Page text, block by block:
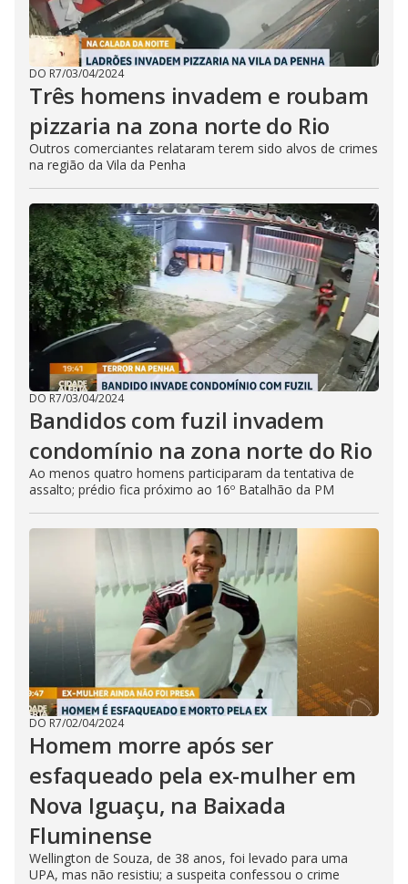
DO R7/03/04/2024
Três homens invadem e roubam
pizzaria na zona norte do Rio
Outros comerciantes relataram terem sido alvos de crimes
na região da Vila da Penha
DO R7/03/04/2024
Bandidos com fuzil invadem
condomínio na zona norte do Rio
Ao menos quatro homens participaram da tentativa de
assalto; prédio fica próximo ao 16º Batalhão da PM
DO R7/02/04/2024
Homem morre após ser
esfaqueado pela ex-mulher em
Nova Iguaçu, na Baixada
Fluminense
Wellington de Souza, de 38 anos, foi levado para uma
UPA, mas não resistiu; a suspeita confessou o crime